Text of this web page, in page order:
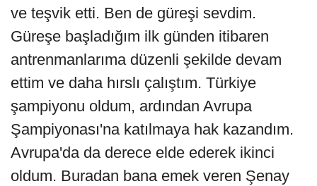
ve teşvik etti. Ben de güreşi sevdim.
Güreşe başladığım ilk günden itibaren
antrenmanlarıma düzenli şekilde devam
ettim ve daha hırslı çalıştım. Türkiye
şampiyonu oldum, ardından Avrupa
Şampiyonası'na katılmaya hak kazandım.
Avrupa'da da derece elde ederek ikinci
oldum. Buradan bana emek veren Şenay